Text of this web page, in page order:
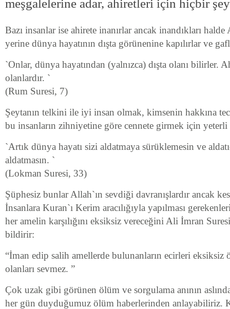
meşgalelerine adar, ahiretleri için hiçbir
Bazı insanlar ise ahirete inanırlar ancak inandıkları
yerine dünya hayatının dışta görünenine kapılırlar ve
`Onlar, dünya hayatından (yalnızca) dışta olanı bilirler.
olanlardır. `
(Rum Suresi, 7)
Şeytanın telkini ile iyi insan olmak, kimsenin hakkına
bu insanların zihniyetine göre cennete girmek için yeterli
`Artık dünya hayatı sizi aldatmaya sürüklemesin ve
aldatmasın. `
(Lokman Suresi, 33)
Şüphesiz bunlar Allah`ın sevdiği davranışlardır ancak
İnsanlara Kuran`ı Kerim aracılığıyla yapılması
her amelin karşılığını eksiksiz vereceğini Ali İmran
bildirir:
“İman edip salih amellerde bulunanların ecirleri eksiksiz
olanları sevmez. ”
Çok uzak gibi görünen ölüm ve sorgulama anının
her gün duyduğumuz ölüm haberlerinden anlayabiliriz.